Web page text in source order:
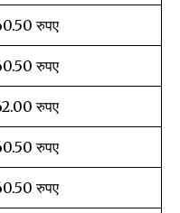
Your information is
रुपए
रुपए
रुपए
रुपए
रुपए